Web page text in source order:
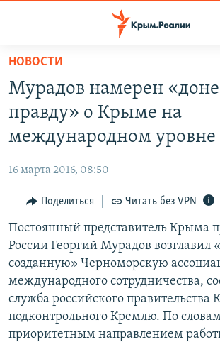
Вернуться
основному
содержанию
Вернутся
главной
навигации
Вернутся
поиску
СПЕЦПРОЕКТЫ
11 ЛЕТ ОККУПАЦИИ КРЫМА. 11 ИСТОРИЙ
ВОДА
ЕЩЕ
ИНТЕРАКТИВ
ИНФОГРАФИКА
ТЕЛЕПРОЕКТ КРЫМ.РЕАЛИИ
СОВЕТЫ ПРАВОЗАЩИТНИКОВ
ПРОПАВШИЕ БЕЗ ВЕСТИ
ПОБЕДИТЕЛЕЙ НЕ СУДЯТ?
РАДІО СВОБОДА
КАК ОБОЙТИ БЛОКИРОВКУ
Українською
Qırımtatar
ПРИСОЕДИНЯЙТЕСЬ!
НОВОСТИ
Мурадов намерен
правду» о Крыме на
международном уровне
16 марта 2016, 08:50
Поделиться Читать без VPN
Постоянный представитель Крыма
России Георгий Мурадов возглавил
созданную» Черноморскую
международного сотрудничества,
служба российского правительства
подконтрольного Кремлю. По
приоритетным направлением